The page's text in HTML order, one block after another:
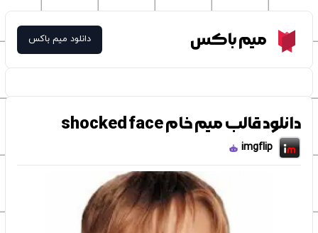
Meme Boxمیم باکس دانلود میم باکس
دانلود قالب میم خام shocked face
imgflip